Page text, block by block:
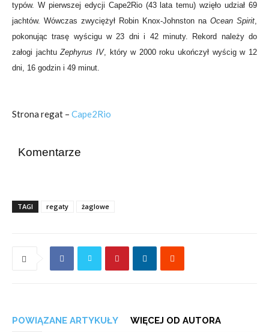
typów. W pierwszej edycji Cape2Rio (43 lata temu) wzięło udział 69
jachtów. Wówczas zwyciężył Robin Knox-Johnston na Ocean Spirit,
pokonując trasę wyścigu w 23 dni i 42 minuty. Rekord należy do
załogi jachtuZephyrus IV, który w 2000 roku ukończył wyścig w 12
dni, 16 godzin i 49 minut.
Strona regat – Cape2Rio
Komentarze
TAGI regaty żaglowe
POWIĄZANE ARTYKUŁY WIĘCEJ OD AUTORA